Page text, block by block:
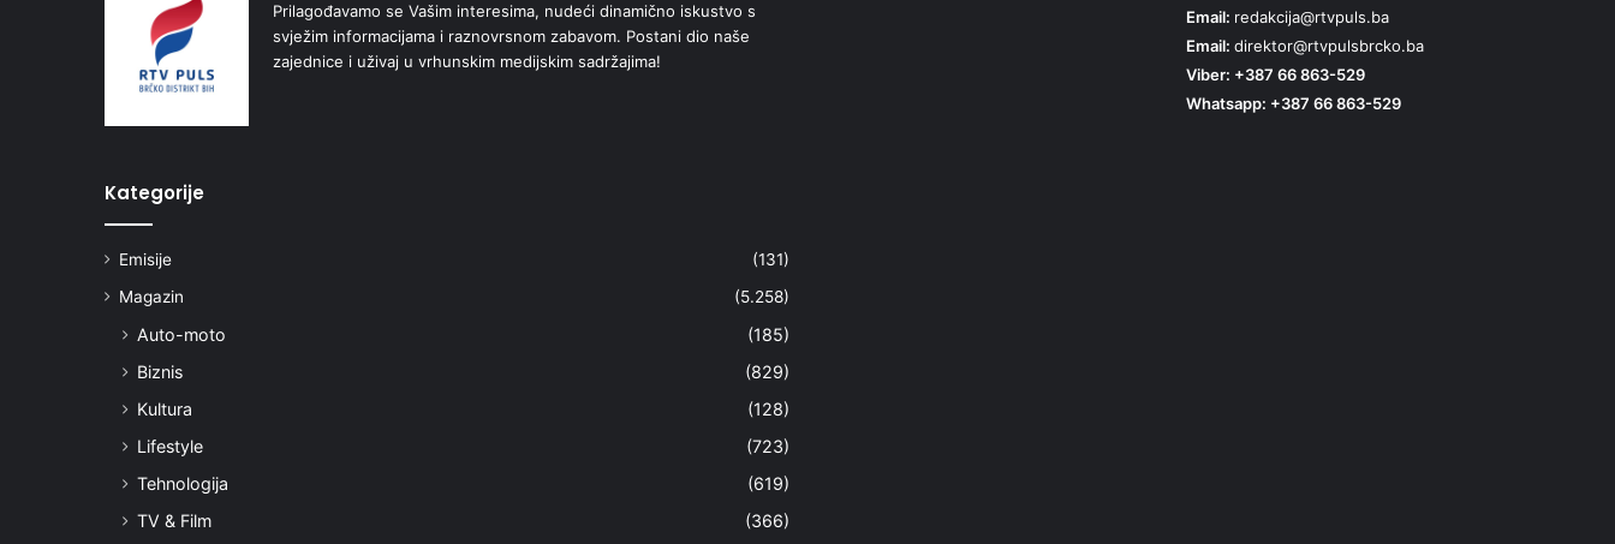
Prilagođavamo se Vašim interesima, nudeći dinamično iskustvo s
svježim informacijama i raznovrsnom zabavom. Postani dio naše
zajednice i uživaj u vrhunskim medijskim sadržajima!
Kategorije
Emisije
(131)
Magazin
(5.258)
Auto-moto
(185)
Biznis
(829)
Kultura
(128)
Lifestyle
(723)
Tehnologija
(619)
TV & Film
(366)
Email: redakcija@rtvpuls.ba
Email: direktor@rtvpulsbrcko.ba
Viber: +387 66 863-529
Whatsapp: +387 66 863-529